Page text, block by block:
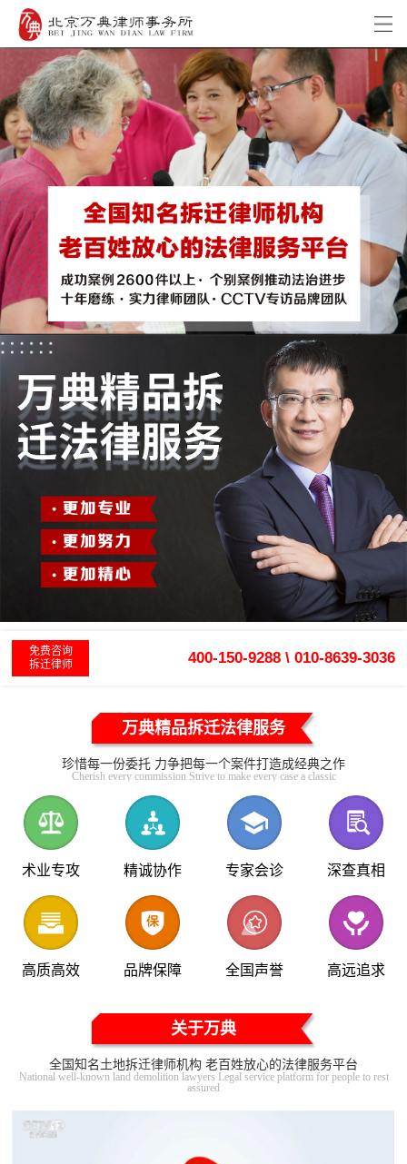
免费咨询
拆迁律师
400-150-9288 \ 010-8639-3036
万典精品拆迁法律服务
珍惜每一份委托 力争把每一个案件打造成经典之作
Cherish every commission Strive to make every case a classic
术业专攻 精诚协作 专家会诊 深查真相
高质高效 品牌保障 全国声誉 高远追求
关于万典
全国知名土地拆迁律师机构 老百姓放心的法律服务平台
National well-known land demolition lawyers Legal service platform for people to rest
assured